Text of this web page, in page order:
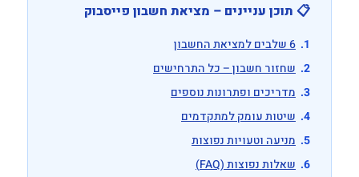
📋 תוכן עניינים – מציאת חשבון פייסבוק
6 שלבים למציאת החשבון
שחזור חשבון – כל התרחישים
מדריכים ופתרונות נוספים
שיטות עומק למתקדמים
מניעה וטעויות נפוצות
שאלות נפוצות (FAQ)